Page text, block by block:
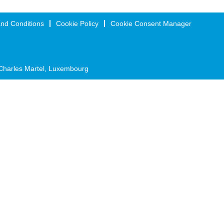
Conditions Cookie Policy Cookie Consent Manager
Martel, Luxembourg